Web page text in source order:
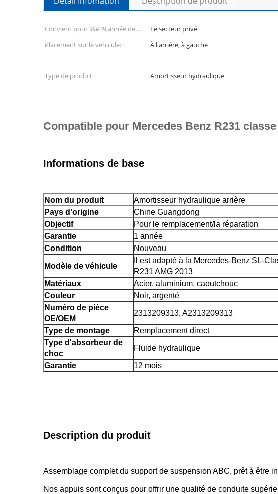
Convient pour l&#39;année de
construction ::
Le secteur privé
Placement sur le véhicule:
À l'arrière, à gauche
Type de produit:
Amortisseur hydraulique
Compatible pour Mercedes Benz R231
Informations de base
Nom du produit
Amortisseur hydraulique arrière
Pays d'origine
Chine Guangdong
Objectif
Pour le remplacement/la réparation
Garantie
1 année
Condition
Nouveau
Modèle de véhicule
Il est adapté à la Mercedes-Benz SL-
R231 AMG 2013
Matériaux
Acier, aluminium, caoutchouc
Couleur
Noir, argenté
Numéro de pièce
OE/OEM
2313209313, A2313209313
Type de montage
Remplacement direct
Type d'absorbeur de
choc
Fluide hydraulique
Garantie 12 mois
Description du produit
Assemblage complet du support de suspension ABC, prêt à être
Nos appuis sont conçus pour offrir une qualité de conduite